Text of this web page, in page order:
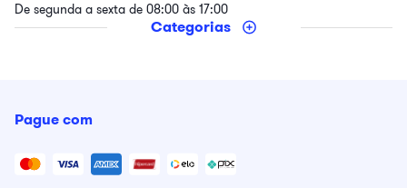
De segunda a sexta de 08:00 às 17:00
Categorias
Pague com